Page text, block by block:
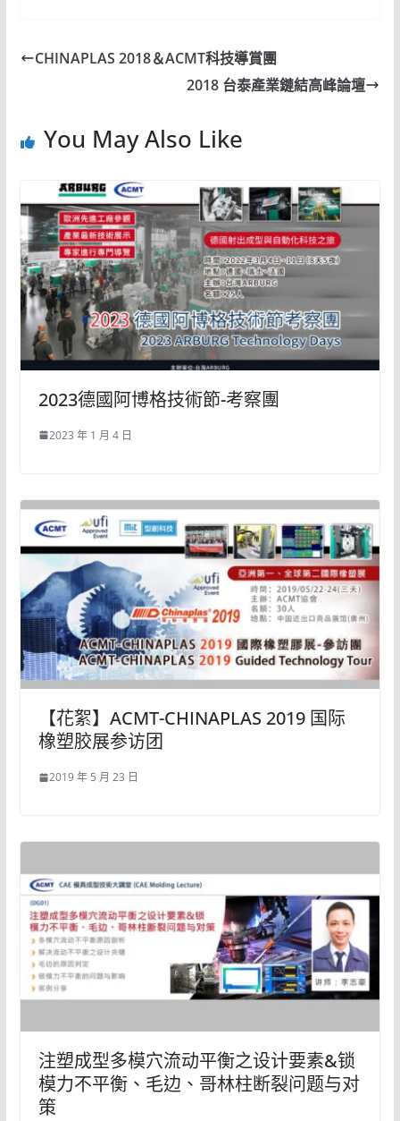
CHINAPLAS 2018＆ACMT科技導賞團
2018 台泰產業鏈結高峰論壇
You May Also Like
2023德國阿博格技術節-考察團
2023 年 1 月 4 日
【花絮】ACMT-CHINAPLAS 2019 国际
橡塑胶展参访团
2019 年 5 月 23 日
注塑成型多模穴流动平衡之设计要素&锁
模力不平衡、毛边、哥林柱断裂问题与对
策